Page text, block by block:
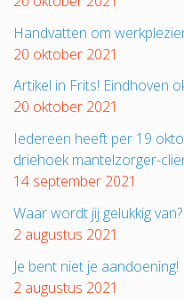
Handvatten om
20 oktober 2021
Artikel in Frits! Eindhoven
20 oktober 2021
Iedereen heeft per 19
driehoek mantelzorger-
14 september 2021
Waar wordt jij gelukkig van?
2 augustus 2021
Je bent niet je aandoening!
2 augustus 2021